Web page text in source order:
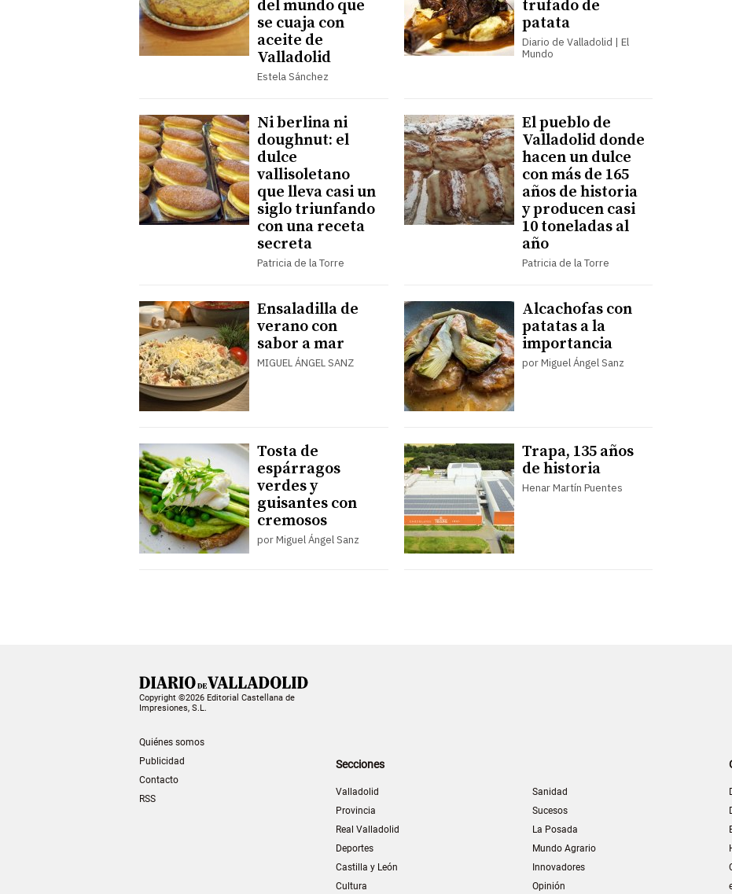
del mundo que
se cuaja con
aceite de
Valladolid
Estela Sánchez
trufado de
patata
Diario de Valladolid | El
Mundo
Ni berlina ni
doughnut: el
dulce
vallisoletano
que lleva casi un
siglo triunfando
con una receta
secreta
Patricia de la Torre
El pueblo de
Valladolid donde
hacen un dulce
con más de 165
años de historia
y producen casi
10 toneladas al
año
Patricia de la Torre
Ensaladilla de
verano con
sabor a mar
MIGUEL ÁNGEL SANZ
Alcachofas con
patatas a la
importancia
por Miguel Ángel Sanz
Tosta de
espárragos
verdes y
guisantes con
cremosos
por Miguel Ángel Sanz
Trapa, 135 años
de historia
Henar Martín Puentes
Copyright ©2026 Editorial Castellana de
Impresiones, S.L.
Quiénes somos
Publicidad
Contacto
RSS
Secciones
Valladolid
Provincia
Real Valladolid
Deportes
Castilla y León
Cultura
Sanidad
Sucesos
La Posada
Mundo Agrario
Innovadores
Opinión